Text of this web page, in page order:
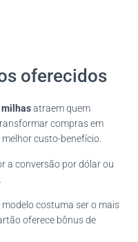
oferecidos
milhasatraem quem
compras em
custo-benefício.
a conversão por dólar ou
costuma ser o mais
oferece bônus de